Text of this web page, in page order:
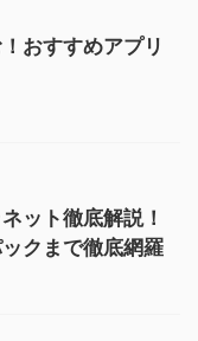
おすすめアプリ
ット徹底解説！
クまで徹底網羅